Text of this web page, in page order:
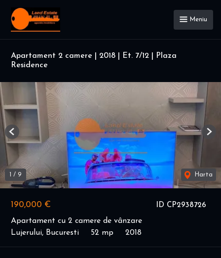
Meniu
Apartament 2 camere | 2018 | Et. 7/12 | Plaza
Residence
ID CP2938726
190,000 €
Apartament cu 2 camere de vânzare
Lujerului, Bucuresti
52 mp 2018
1 / 9 Harta
Previous